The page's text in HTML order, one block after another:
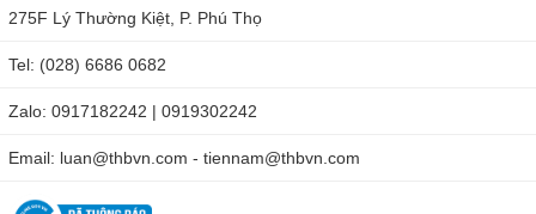
Nếu bạn đang quan tâm tới đồng hồ đo điện vạn năng
maydochuyendung.com
giá ưu đãi nhất.
Ngoài ra, bạn cũng có thể đặt sản phẩm này bằng hình thức
275F Lý Thường Kiệt, P. Phú Thọ
Tel: (028) 6686 0682
Zalo: 0917182242 | 0919302242
Email: luan@thbvn.com - tiennam@thbvn.com